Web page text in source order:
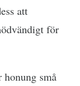
att
för
små